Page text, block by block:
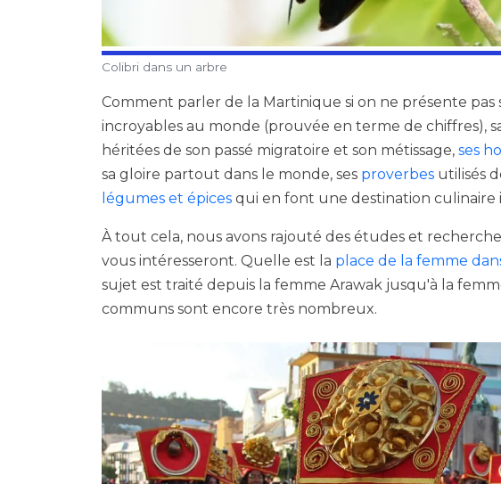
Colibri dans un arbre
Comment parler de la Martinique si on ne présente pas
incroyables au monde (prouvée en terme de chiffres),
héritées de son passé migratoire et son métissage, ses
sa gloire partout dans le monde, ses proverbes utilisés
légumes et épices qui en font une destination culinaire
À tout cela, nous avons rajouté des études et
vous intéresseront. Quelle est la place de la femme
sujet est traité depuis la femme Arawak jusqu'à la
communs sont encore très nombreux.